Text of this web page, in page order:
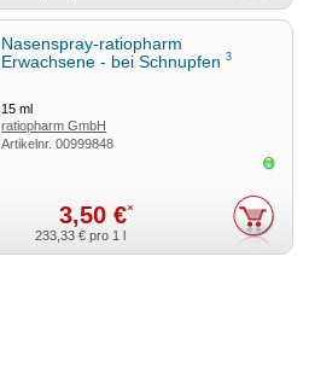
Nasenspray-ratiopharm
Erwachsene - bei Schnupfen3
15ml
ratiopharm GmbH
Artikelnr.00999848
3,50 €*
233,33 € pro 1 l